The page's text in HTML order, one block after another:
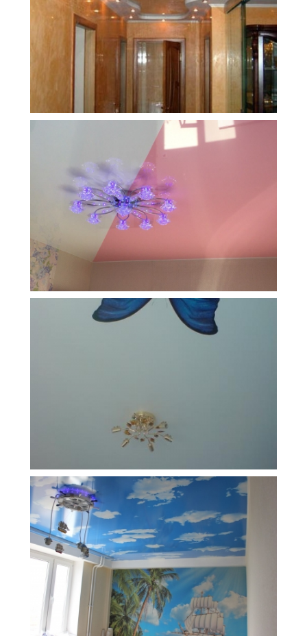
Площадь Стоимость 18 700 руб.
Площадь 11 м Стоимость 9 000 руб.
8 м2 Стоимость
Площадь 14 м2 Стоимость 13 000 руб.